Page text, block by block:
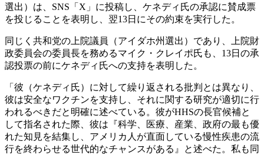
選出）は、SNS「X」に投稿し、ケネディ氏の承認に賛成票
を投じることを表明し、翌13日にその約束を実行した。
同じく共和党の上院議員（アイダホ州選出）であり、上院財
政委員会の委員長を務めるマイク・クレイポ氏も、13日の承
認投票の前にケネディ氏への支持を表明した。
「彼（ケネディ氏）に対して繰り返される批判とは異なり、
彼は安全なワクチンを支持し、それに関する研究が適切に行
われるべきだと明確に述べている。彼がHHSの長官候補と
して指名された際、彼は『科学、医療、産業、政府の最も優
れた知見を結集し、アメリカ人が直面している慢性疾患の流
行を終わらせる世代的なチャンスがある』と述べた。私も同